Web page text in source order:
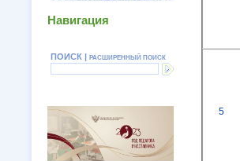
Навигация
ПОИСК | РАСШИРЕННЫЙ ПОИСК
5